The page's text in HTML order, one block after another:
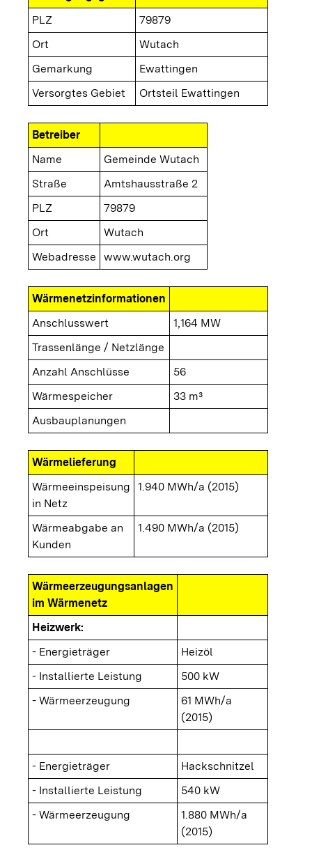
PLZ
79879
Ort
Wutach
Gemarkung
Ewattingen
Versorgtes Gebiet
Ortsteil Ewattingen
Betreiber
Name
Gemeinde Wutach
Straße
Amtshausstraße 2
PLZ
79879
Ort
Wutach
Webadresse
www.wutach.org
Wärmenetzinformationen
Anschlusswert
1,164 MW
Trassenlänge / Netzlänge
Anzahl Anschlüsse
56
Wärmespeicher
33 m³
Ausbauplanungen
Wärmelieferung
Wärmeeinspeisung
in Netz
1.940 MWh/a (2015)
Wärmeabgabe an
Kunden
1.490 MWh/a (2015)
Wärmeerzeugungsanlagen
im Wärmenetz
Heizwerk:
- Energieträger
Heizöl
- Installierte Leistung
500 kW
- Wärmeerzeugung
61 MWh/a
(2015)
- Energieträger
Hackschnitzel
- Installierte Leistung
540 kW
- Wärmeerzeugung
1.880 MWh/a
(2015)